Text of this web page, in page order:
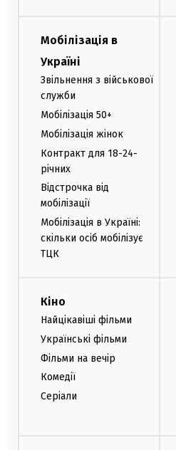
Мобілізація в
Україні
Звільнення з військової
служби
Мобілізація 50+
Мобілізація жінок
Контракт для 18-24-
річних
Відстрочка від
мобілізації
Мобілізація в Україні:
скільки осіб мобілізує
ТЦК
Кіно
Найцікавіші фільми
Українські фільми
Фільми на вечір
Комедії
Серіали